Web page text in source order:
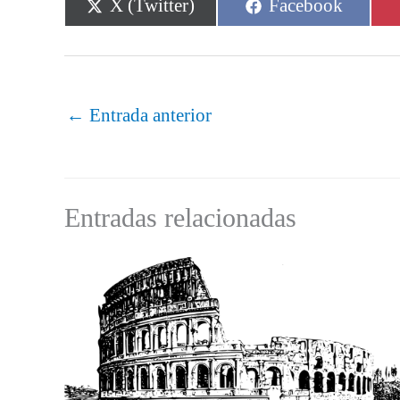
Compartir
en
X (Twitter)
Compartir
en
Facebook
← Entrada anterior
Entradas relacionadas